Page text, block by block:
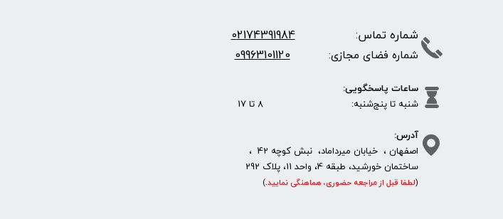
شماره تماس: 02174391984
شماره فضای مجازی: 09963101120
ساعات پاسخگویی:
شنبه تا پنج‌شنبه: 8 تا 17
آدرس:
اصفهان ، خیابان میرداماد، نبش کوچه 42 ،
ساختمان خورشید، طبقه 4، واحد 11، پلاک 292
(لطفا قبل از مراجعه حضوری، هماهنگی نمایید.
)